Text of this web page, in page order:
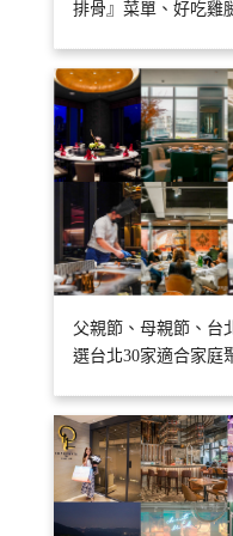
排骨』菜單、好吃雞
父親節、母親節、台
選台北30家適合家庭